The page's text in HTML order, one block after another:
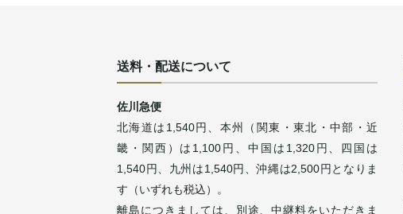
送料・配送について
佐川急便
北海道は1,540円、本州（関東・東北・中部・近
畿・関西）は1,100円、中国は1,320円、四国は
1,540円、九州は1,540円、沖縄は2,500円となりま
す（いずれも税込）。
離島につきましては、別途、中継料をいただきま